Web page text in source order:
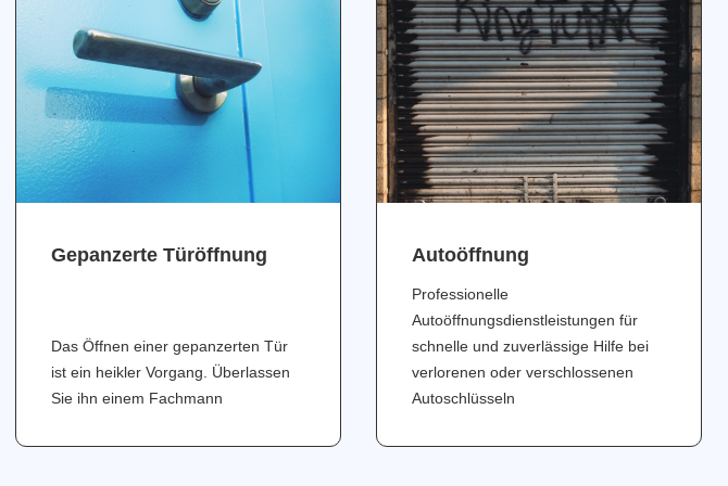
Gepanzerte Türöffnung
Das Öffnen einer gepanzerten Tür
ist ein heikler Vorgang. Überlassen
Sie ihn einem Fachmann
Аutoöffnung
Professionelle
Autoöffnungsdienstleistungen für
schnelle und zuverlässige Hilfe bei
verlorenen oder verschlossenen
Autoschlüsseln